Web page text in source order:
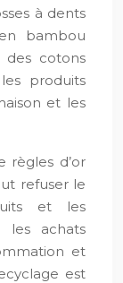
à dents
bambou
cotons
les produits
et les
règles d’or
refuser le
et les
les achats
et
est